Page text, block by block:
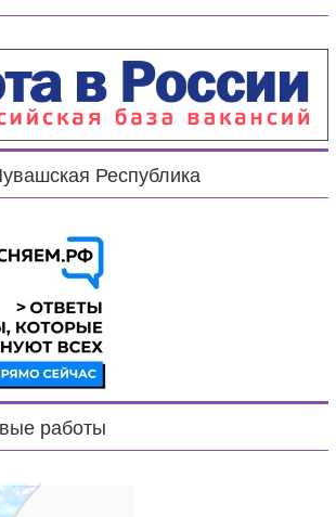
Республика
работы